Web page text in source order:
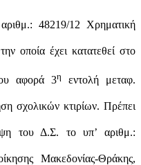
48219/12 Χρηματική
οποία έχει κατατεθεί στο
αφορά 3η
εντολή μεταφ.
σχολικών κτιρίων. Πρέπει
του Δ.Σ. το υπ’ αριθμ.:
Μακεδονίας-Θράκης,